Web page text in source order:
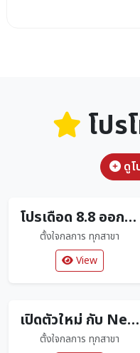
โปร
ดู
โปรเดือด 8.8 ออกรถดาวน์ 0 บาท
ตั้งใจกลการ ทุกสาขา
View
เปิดตัวใหม่ กับ New Honda Click160 ปี2026 ตัวใหม่ล่าสุด
ตั้งใจกลการ ทุกสาขา